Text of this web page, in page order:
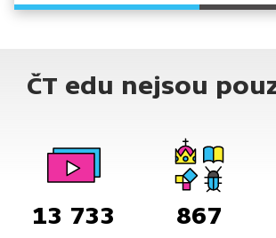
ČT edu nejsou
13 733 867